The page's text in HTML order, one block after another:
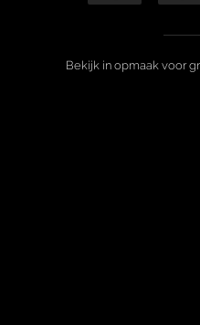
Bekijk in opmaak voor